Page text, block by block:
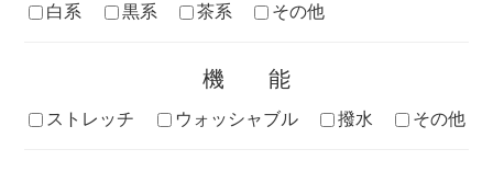
白系
黒系 茶系 その他
機能
ストレッチ ウォッシャブル 撥水 その他